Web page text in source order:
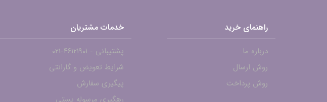
راهنمای خرید
درباره ما
روش ارسال
روش پرداخت
خدمات مشتریان
پشتیبانی - ۴۶۱۲۱۹۰۱-021
شرایط تعویض و گارانتی
پیگیری سفارش
رهگیری مرسوله پستی